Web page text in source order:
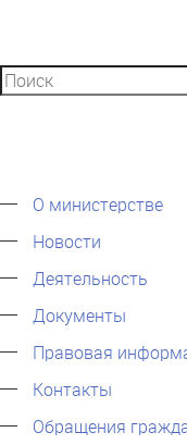
О министерстве
Новости
Деятельность
Документы
Правовая
Контакты
Обращения